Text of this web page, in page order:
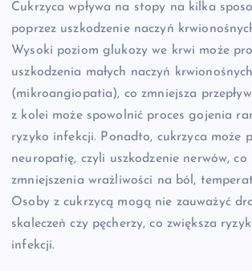
Cukrzyca wpływa na stopy na kilka
poprzez uszkodzenie naczyń
Wysoki poziom glukozy we krwi może
uszkodzenia małych naczyń krwionośnych
(mikroangiopatia), co zmniejsza
z kolei może spowolnić proces gojenia
ryzyko infekcji. Ponadto, cukrzyca może
neuropatię, czyli uszkodzenie nerwów, co
zmniejszenia wrażliwości na ból,
Osoby z cukrzycą mogą nie zauważyć
skaleczeń czy pęcherzy, co zwiększa
infekcji.